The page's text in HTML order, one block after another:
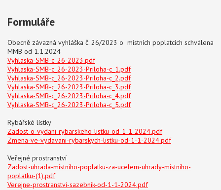
Formuláře
Obecně závazná vyhláška č. 26/2023 o místních poplatcích schválena
MMB od 1.1.2024
Vyhlaska-SMB-c_26-2023.pdf
Vyhlaska-SMB-c_26-2023-Priloha-c_1.pdf
Vyhlaska-SMB-c_26-2023-Priloha-c_2.pdf
Vyhlaska-SMB-c_26-2023-Priloha-c_3.pdf
Vyhlaska-SMB-c_26-2023-Priloha-c_4.pdf
Vyhlaska-SMB-c_26-2023-Priloha-c_5.pdf
Rybářské lístky
Zadost-o-vydani-rybarskeho-listku-od-1-1-2024.pdf
Zmena-ve-vydavani-rybarskych-listku-od-1-1-2024.pdf
Veřejné prostranství
Zadost-uhrada-mistniho-poplatku-za-ucelem-uhrady-mistniho-
poplatku-(1).pdf
Verejne-prostranstvi-sazebnik-od-1-1-2024.pdf